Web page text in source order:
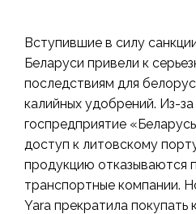
Вступившие в силу
Беларуси привели к
последствиям для
калийных удобрений. Из-
госпредприятие
доступ к литовскому
продукцию отказываются
транспортные компании.
Yara прекратила покупать